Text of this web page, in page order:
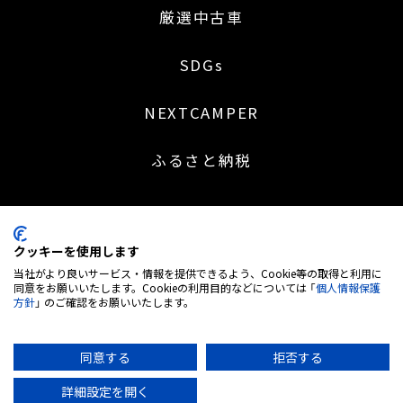
厳選中古車
SDGs
NEXTCAMPER
ふるさと納税
〒453-0041 名古屋市中村区本陣通 2 丁目 30 番地
052-414-5527
営業時間：9:00～18:30 | 定休日：日・祝日 (※土曜日不定休)
古物営業 愛知県公安委員会 第543850202700号
クッキーを使用します
当社がより良いサービス・情報を提供できるよう、Cookie等の取得と利用に
同意をお願いいたします。Cookieの利用目的などについては 「個人情報保護
方針」 のご確認をお願いいたします。
同意する
拒否する
詳細設定を開く